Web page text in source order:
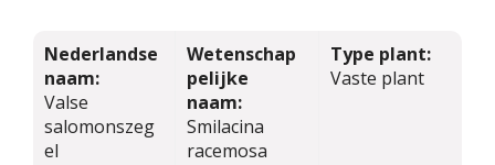
Nederlandse
naam:
Valse
salomonszeg
el
Wetenschap
pelijke
naam:
Smilacina
racemosa
Type plant:
Vaste plant